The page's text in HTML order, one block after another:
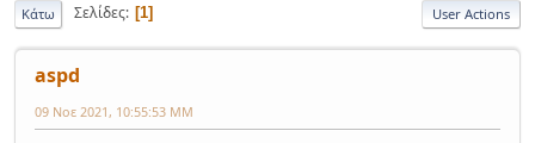
Κάτω Σελίδες 1 User Actions
aspd
09 Νοε 2021, 10:55:53 ΜΜ